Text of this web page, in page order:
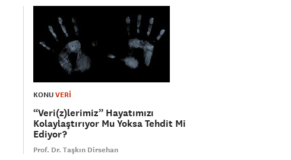
KONUVERİ
“Veri(z)lerimiz” Hayatımızı
Kolaylaştırıyor Mu Yoksa Tehdit Mi
Ediyor?
Prof. Dr. Taşkın Dirsehan